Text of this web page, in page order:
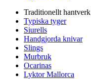
Traditionellt hantverk
Typiska tyger
Siurells
Handgjorda knivar
Slings
Murbruk
Ocarinas
Lyktor Mallorca